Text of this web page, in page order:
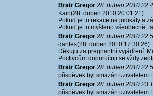
Bratr Gregor 28. duben 2010
Kain(28. duben 2010 20:01:21) :
Pokud je to rekace na judikáty a
Pokud je to myšleno všeobecně,
Bratr Gregor 28. duben 2010
dantes(28. duben 2010 17:30:26) :
Děkuju za pregnantní vyjádření.
Poctivcům doporučuji se vždy
Bratr Gregor 28. duben 2010
příspěvek byl smazán użivatelem
Bratr Gregor 28. duben 2010
příspěvek byl smazán użivatelem